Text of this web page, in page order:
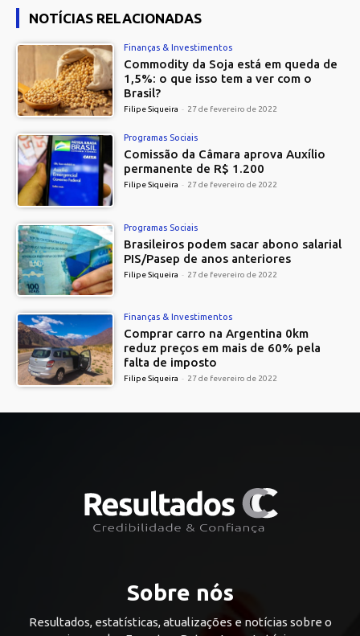
NOTÍCIAS RELACIONADAS
Finanças & Investimentos
Commodity da Soja está em queda de
1,5%: o que isso tem a ver com o
Brasil?
Filipe Siqueira - 27 de fevereiro de 2022
Programas Sociais
Comissão da Câmara aprova Auxílio
permanente de R$ 1.200
Filipe Siqueira - 27 de fevereiro de 2022
Programas Sociais
Brasileiros podem sacar abono salarial
PIS/Pasep de anos anteriores
Filipe Siqueira - 27 de fevereiro de 2022
Finanças & Investimentos
Comprar carro na Argentina 0km
reduz preços em mais de 60% pela
falta de imposto
Filipe Siqueira - 27 de fevereiro de 2022
Sobre nós
Resultados, estatísticas, atualizações e notícias sobre o